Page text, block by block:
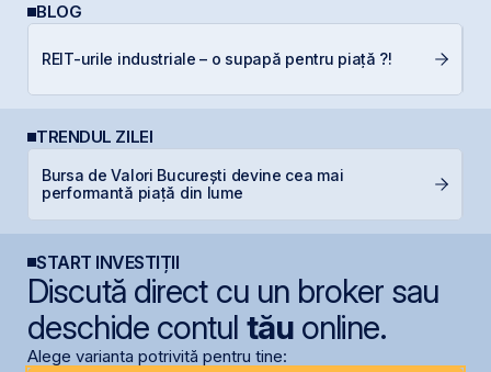
BLOG
REIT-urile industriale – o supapă pentru piață ?!
TRENDUL ZILEI
Bursa de Valori București devine cea mai
performantă piață din lume
START INVESTIȚII
Discută direct cu un broker sau
deschide contul tăuonline.
Alege varianta potrivită pentru tine: